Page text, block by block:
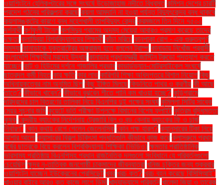
ওয়াশিংটনে হেলিকপ্টারের সঙ্গে সংঘর্ষে উড়োজাহাজ নদীতে বিধ্বস্ত কমিশন দেশের চারটি
প্রদেশ গঠনের পরিকল্পনা করছে কয়লা আমদানি না হওয়া পর্যন্ত বিদ্যুৎকেন্দ্র বন্ধ থাকবে
কয়লাসঙ্কটের কারণে বন্ধ মহেশখালী তাপবিদ্যুৎ কেন্দ্র করমজলে তিন দিনে ৭৫০০
দর্শনার্থী কর্ণফুলী টানেল কলসিন্দুর গ্রামের অদম্য মেয়েরা আবারও প্রমাণ করেছে তাদের
দক্ষতা কলাম্বিয়া বিশ্ববিদ্যালয়ের শিক্ষার্থী কাঁচা মরিচে কানপাকা রোগ - এক গুরুত্বপুর্ণ
সমস্যা কানাডাকে যুক্তরাষ্ট্রের অঙ্গরাজ্য হতে বললেন ট্রাম্প কানাডায় নিখোঁজ প্রবাসী
বাংলাদেশি শিক্ষার্থীর মরদেহ উদ্ধার কানাডার প্রধানমন্ত্রী জাস্টিন ট্রুডো পদত্যাগ করতে
যাচ্ছেন কান্ট ও হিউমের দর্শনে গাজালির প্রভাব কাভার্ডভ্যান-মোটরসাইকেল সংঘর্ষে
ছাত্রদল কর্মী নিহত কার ক্ষতি কার লাভ কারিগরি শিক্ষা অধিদপ্তরে বিশাল নিয়োগ কিছু
অধিনায়কত্বের নাম অনুমিত ছিল কিছু ইঙ্গিত মিলছে কিডনিতে পাথর ও করণীয় কী আছে
তাতে? কীভাবে খাবেন? কীভাবে বুঝবেন শীতে পানি কম খাওয়া হচ্ছে? কুড়িগ্রামে
দরিদ্রদের চাল বিতরণের তালিকা নিয়ে বিএনপির দুই পক্ষের সংঘর্ষ কুমিল্লা সিটির সাবেক
মেয়র সূচনার জমি কুয়েটে ভর্তি পরীক্ষা উপলক্ষে বিমানের বিশেষ ফ্লাইট কৃত্রিম বুদ্ধিমত্তা
কৃষক কেন্দ্রীয় ব্যাংকের নির্দেশনায় ট্রেজারি বিল ও বন্ড কেনায় ব্যাংকের ফি ও চার্জ
নির্ধারণ" কোন কথায় রেগে গেলেন জেলেনস্কি কোন পক্ষ হারল? ক্যানসারের টিকা নিয়ে
আশার আলো ক্যান্সারের বিকল্প চিকিৎসা পদ্ধতিগুলি কীভাবে কাজ করে ক্লাসরুমে প্রথম
বর্ষের ছাত্রকে বিয়ে করলেন বিশ্ববিদ্যালয় শিক্ষিকা (ভিডিও) ক্ষমতার প্রাতিষ্ঠানিক
ভারসাম্য প্রতিষ্ঠায় বিএনপিসহ প্রধান রাজনৈতিক দলগুলো সংবিধানে যে পরিবর্তনগুলো
চেয়েছিল ক্ষুদ্র নৃ-তাত্বিক জনগোষ্ঠী চাকমাদের জীবনযাত্রা খনিজ চুক্তির জন্য শুক্রবার
ওয়াশিংটন যাচ্ছেন ইউক্রেনের প্রেসিডেন্ট খবর খরচ কত? খরচ বহন করেছে বিসিসিআই"
খাওয়ার বাইরে আরও কত কাজে লাগে ডিম! খাদ্যাভ্যাসে পরিবর্তন খালেদা জিয়া ও তারেক